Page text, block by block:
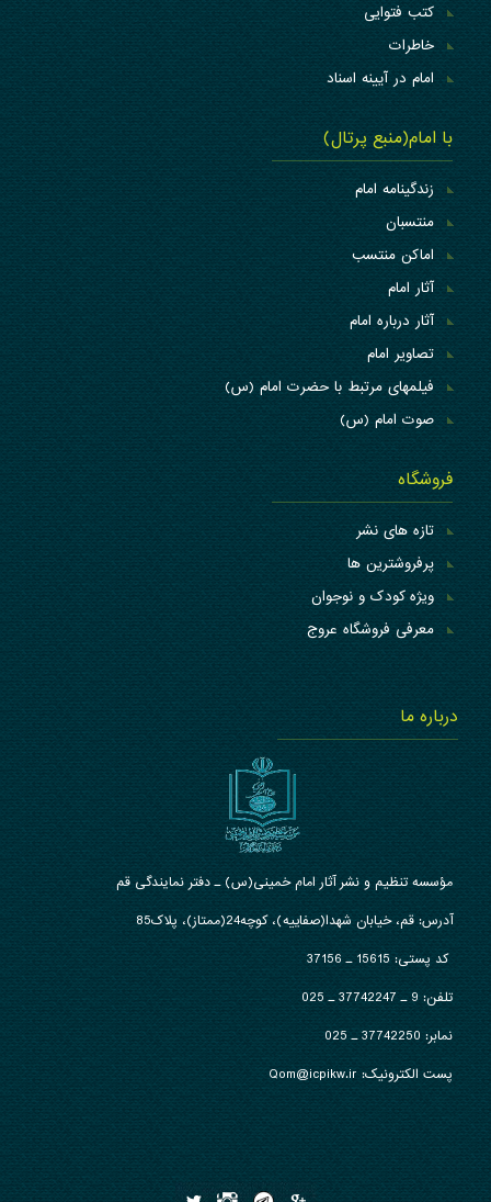
کتب فتوایی
خاطرات
امام در آیینه اسناد
با امام(منبع پرتال)
زندگینامه امام
منتسبان
اماکن منتسب
آثار امام
آثار درباره امام
تصاویر امام
فیلمهای مرتبط با حضرت امام (س)
صوت امام (س)
فروشگاه
تازه های نشر
پرفروشترین ها
ویژه کودک و نوجوان
معرفی فروشگاه عروج
درباره ما
مؤسسه تنظیم و نشر آثار امام خمینی(س) ـ دفتر نمایندگی قم
آدرس: قم، خیابان شهدا(صفاییه)، کوچه24(ممتاز)، پلاک85
کد پستی: 15615 ـ 37156
تلفن:9 ـ 37742247 ـ 025
نمابر:
پست الکترونیک: Qom@icpikw.ir